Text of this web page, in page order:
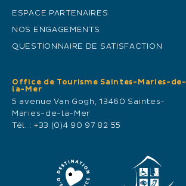
ESPACE PARTENAIRES
NOS ENGAGEMENTS
QUESTIONNAIRE DE SATISFACTION
Office de Tourisme Saintes-Maries-de-
la-Mer
5 avenue Van Gogh, 13460 Saintes-
Maries-de-la-Mer
Tél. : +33 (0)4 90 97 82 55